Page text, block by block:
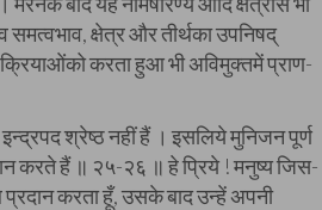
समत्वभाव, क्षेत्र और तीर्थका उपनिषद्
करता हुआ भी अविमुक्तमें प्राण-
श्रेष्ठ नहीं हैं । इसलिये मुनिजन पूर्ण
करते हैं ॥ २५-२६ ॥ हे प्रिये ! मनुष्य जिस-
करता हूँ, उसके बाद उन्हें अपनी